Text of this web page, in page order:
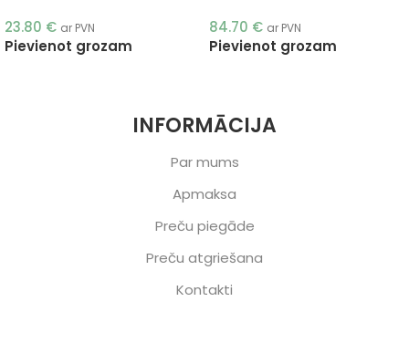
23.80 € ar PVN
Pievienot grozam
84.70 € ar PVN
Pievienot grozam
INFORMĀCIJA
Par mums
Apmaksa
Preču piegāde
Preču atgriešana
Kontakti